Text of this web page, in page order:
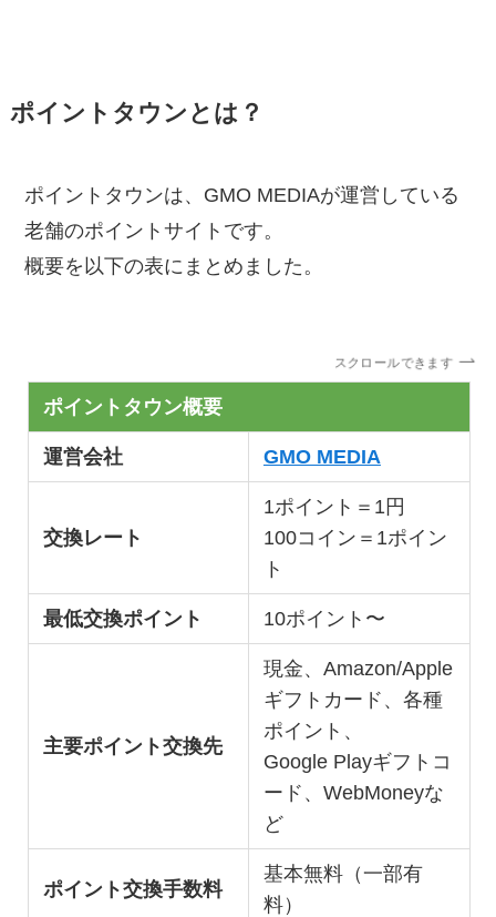
ポイントタウンとは？
ポイントタウンは、GMO MEDIAが運営している
老舗のポイントサイトです。
概要を以下の表にまとめました。
スクロールできます
ポイントタウン概要
運営会社 GMO MEDIA
交換レート
1ポイント＝1円
100コイン＝1ポイン
ト
最低交換ポイント 10ポイント〜
主要ポイント交換先
現金、Amazon/Apple
ギフトカード、各種
ポイント、
Google Playギフトコ
ード、WebMoneyな
ど
ポイント交換手数料
基本無料（一部有
料）